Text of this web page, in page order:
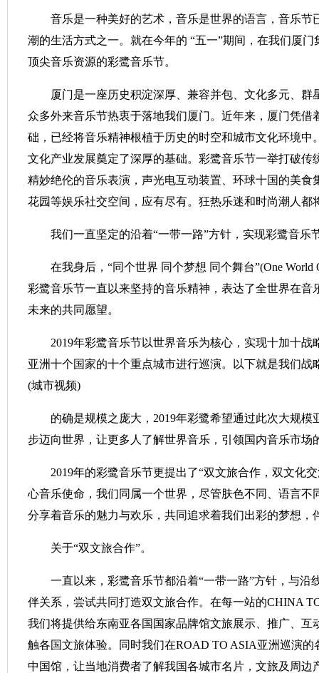
音乐是一种美好的艺术，音乐是世界的语言，音乐节
潮的生活方式之一。就在今年的 “五一”期间，在我们厦
顶尖音乐资源的彩鹭音乐节。
厦门是一座历史积淀深厚、兼容并包、文化多元、群
众多外来音乐节热衷于落地我们厦门。近年来，厦门凭借
础，已经将音乐精神根植于历史的时空和城市文化环境中
文化产业发展奠定了深厚的基础。彩鹭音乐节一举打破传
精妙绝伦的音乐表演，声光电互动装置、环球十国的美食
花园等娱乐社交空间，应有尽有。狂热乐迷和时尚潮人都
我们一直坚定的沿着“一带一路”方针，实现彩鹭音乐
在我身后，“同个世界 同个梦想 同个舞台”(One World
彩鹭音乐节一直以来坚持的音乐精神，表达了全世界在音
未来的共同愿望。
2019年彩鹭音乐节以世界音乐为核心，实现十加十战
亚洲十个国家的十个重点城市进行巡演。以下就是我们战
(城市视频)
的确是规模之庞大，2019年彩鹭希望通过此次大规模
步迈向世界，让更多人了解世界音乐，引领国内音乐市场
2019年的彩鹭音乐节更提出了“双文旅合作，双文化交
心音乐使命，我们同属一个世界，尽管肤色不同、语言不
分享着音乐的魅力与欢乐，共同追求着我们出彩的梦想，
关于“双文旅合作”。
一直以来，彩鹭音乐节都沿着“一带一路”方针，与沿
伴关系，尝试共同打造双文旅合作。在每一站的CHINA
我们将提供给东南亚各国国家品牌馆文旅展示、推广、互
触各国文旅体验。同时我们在ROAD TO ASIA亚洲巡演的
中国馆，让当地消费者了解我国各城市名片，文旅及周边